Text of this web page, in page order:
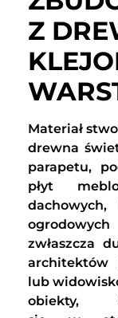
Z
Materiał
drewna
parapetu,
płyt
zwłaszcza
architektów
lub
obiekty,